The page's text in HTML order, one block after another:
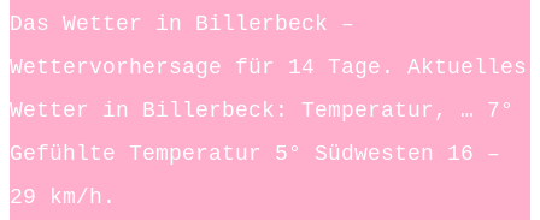
Das Wetter in Billerbeck –
Wettervorhersage für 14 Tage. Aktuelles
Wetter in Billerbeck: Temperatur, … 7°
Gefühlte Temperatur 5° Südwesten 16 –
29 km/h.